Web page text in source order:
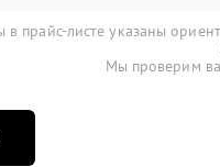
в прайс-листе указаны
Мы проверим